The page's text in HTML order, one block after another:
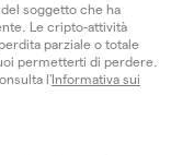
soggetto che ha
Le cripto-attività
parziale o totale
permetterti di perdere.
l'Informativa sui